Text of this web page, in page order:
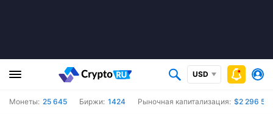
USD
Монеты: 25 645 Биржи: 1424 Рыночная капитализация: $2 296